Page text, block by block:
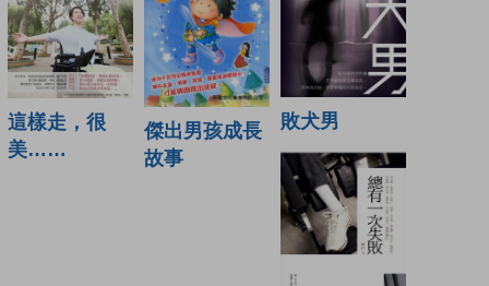
這樣走，很
美……
傑出男孩成長
故事
敗犬男